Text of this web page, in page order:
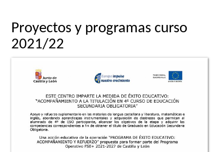
Proyectos y programas curso
2021/22